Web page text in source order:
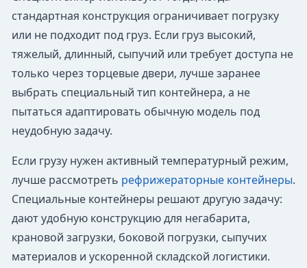
стандартная конструкция ограничивает погрузку
или не подходит под груз. Если груз высокий,
тяжелый, длинный, сыпучий или требует доступа не
только через торцевые двери, лучше заранее
выбрать специальный тип контейнера, а не
пытаться адаптировать обычную модель под
неудобную задачу.
Если грузу нужен активный температурный режим,
лучше рассмотреть рефрижераторные контейнеры.
Специальные контейнеры решают другую задачу:
дают удобную конструкцию для негабарита,
крановой загрузки, боковой погрузки, сыпучих
материалов и ускоренной складской логистики.